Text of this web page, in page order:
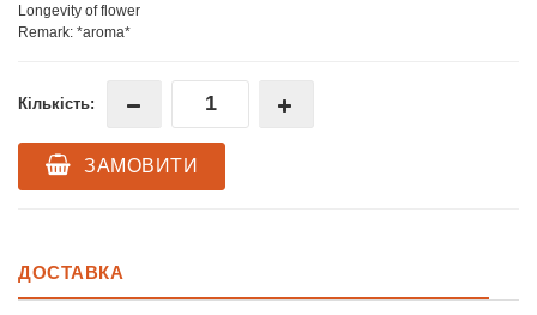
Longevity of flower
Remark: *aroma*
Кількість:
ЗАМОВИТИ
ДОСТАВКА